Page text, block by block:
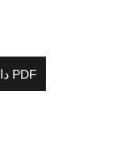
دانلود به صورت PDF